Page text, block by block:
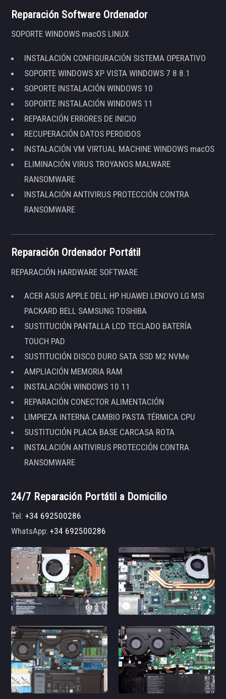
Reparación Software Ordenador
SOPORTE WINDOWS macOS LINUX
INSTALACIÓN CONFIGURACIÓN SISTEMA OPERATIVO
SOPORTE WINDOWS XP VISTA WINDOWS 7 8 8.1
SOPORTE INSTALACIÓN WINDOWS 10
SOPORTE INSTALACIÓN WINDOWS 11
REPARACIÓN ERRORES DE INICIO
RECUPERACIÓN DATOS PERDIDOS
INSTALACIÓN VM VIRTUAL MACHINE WINDOWS macOS
ELIMINACIÓN VIRUS TROYANOS MALWARE
RANSOMWARE
INSTALACIÓN ANTIVIRUS PROTECCIÓN CONTRA
RANSOMWARE
Reparación Ordenador Portátil
REPARACIÓN HARDWARE SOFTWARE
ACER ASUS APPLE DELL HP HUAWEI LENOVO LG MSI
PACKARD BELL SAMSUNG TOSHIBA
SUSTITUCIÓN PANTALLA LCD TECLADO BATERÍA
TOUCH PAD
SUSTITUCIÓN DISCO DURO SATA SSD M2 NVMe
AMPLIACIÓN MEMORIA RAM
INSTALACIÓN WINDOWS 10 11
REPARACIÓN CONECTOR ALIMENTACIÓN
LIMPIEZA INTERNA CAMBIO PASTA TÉRMICA CPU
SUSTITUCIÓN PLACA BASE CARCASA ROTA
INSTALACIÓN ANTIVIRUS PROTECCIÓN CONTRA
RANSOMWARE
24/7 Reparación Portátil a Domicilio
Tel:+34 692500286
WhatsApp:+34 692500286